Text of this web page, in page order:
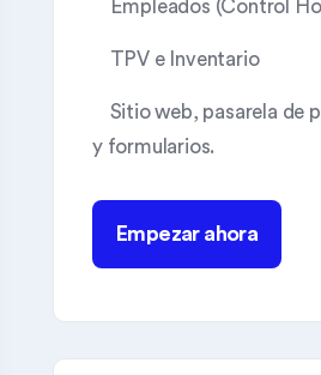
Empleados (Control
TPV e Inventario
Sitio web, pasarela de
y formularios.
Empezar ahora